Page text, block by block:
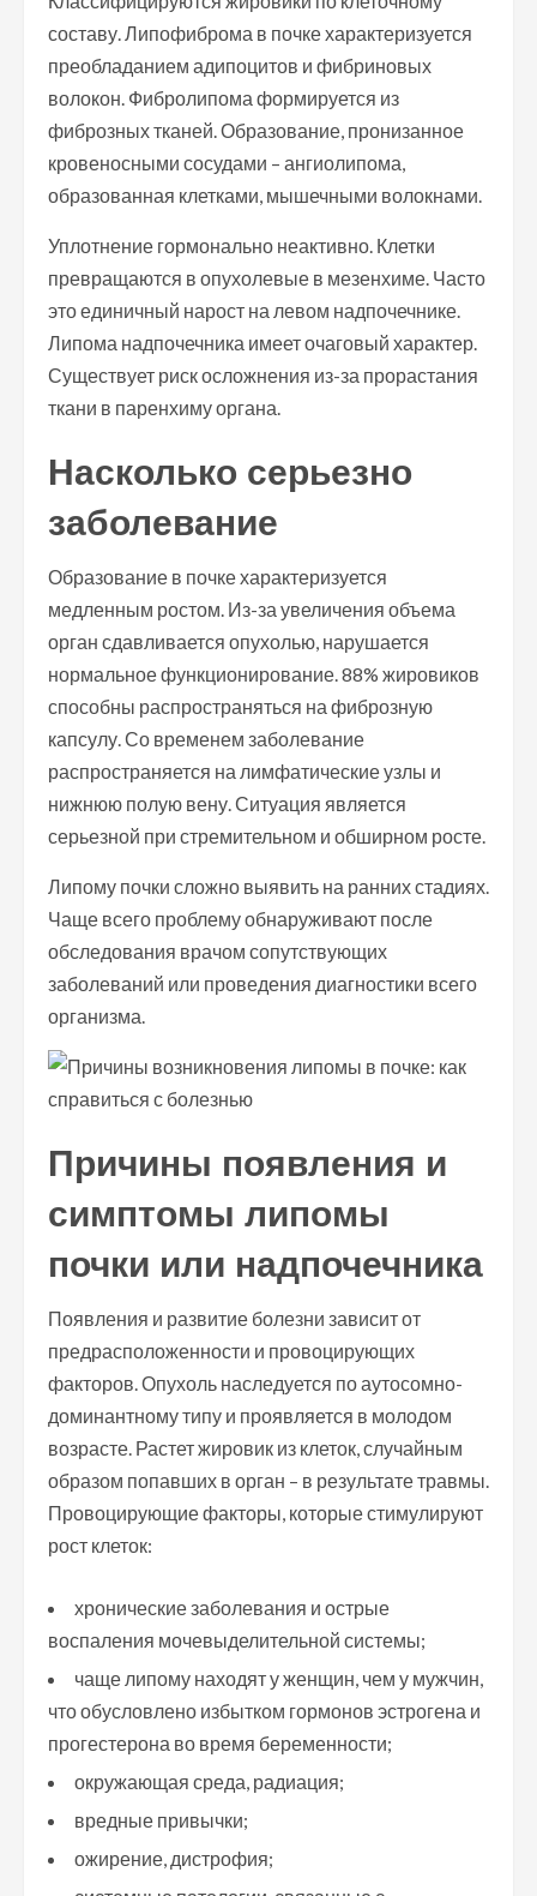
составу. Липофиброма в почке характеризуется
преобладанием адипоцитов и фибриновых
волокон. Фибролипома формируется из
фиброзных тканей. Образование, пронизанное
кровеносными сосудами – ангиолипома,
образованная клетками, мышечными волокнами.
Уплотнение гормонально неактивно. Клетки
превращаются в опухолевые в мезенхиме. Часто
это единичный нарост на левом надпочечнике.
Липома надпочечника имеет очаговый характер.
Существует риск осложнения из-за прорастания
ткани в паренхиму органа.
Насколько серьезно
заболевание
Образование в почке характеризуется
медленным ростом. Из-за увеличения объема
орган сдавливается опухолью, нарушается
нормальное функционирование. 88% жировиков
способны распространяться на фиброзную
капсулу. Со временем заболевание
распространяется на лимфатические узлы и
нижнюю полую вену. Ситуация является
серьезной при стремительном и обширном росте.
Липому почки сложно выявить на ранних стадиях.
Чаще всего проблему обнаруживают после
обследования врачом сопутствующих
заболеваний или проведения диагностики всего
организма.
Причины появления и
симптомы липомы
почки или надпочечника
Появления и развитие болезни зависит от
предрасположенности и провоцирующих
факторов. Опухоль наследуется по аутосомно-
доминантному типу и проявляется в молодом
возрасте. Растет жировик из клеток, случайным
образом попавших в орган – в результате травмы.
Провоцирующие факторы, которые стимулируют
рост клеток:
хронические заболевания и острые
воспаления мочевыделительной системы;
чаще липому находят у женщин, чем у мужчин,
что обусловлено избытком гормонов эстрогена и
прогестерона во время беременности;
окружающая среда, радиация;
вредные привычки;
ожирение, дистрофия;